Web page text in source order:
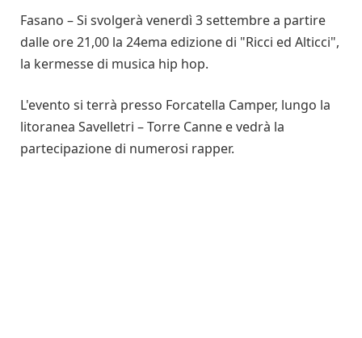
Fasano – Si svolgerà venerdì 3 settembre a partire
dalle ore 21,00 la 24ema edizione di "Ricci ed Alticci",
la kermesse di musica hip hop.
L'evento si terrà presso Forcatella Camper, lungo la
litoranea Savelletri – Torre Canne e vedrà la
partecipazione di numerosi rapper.